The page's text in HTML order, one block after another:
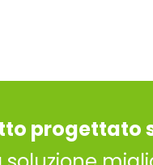
progettato